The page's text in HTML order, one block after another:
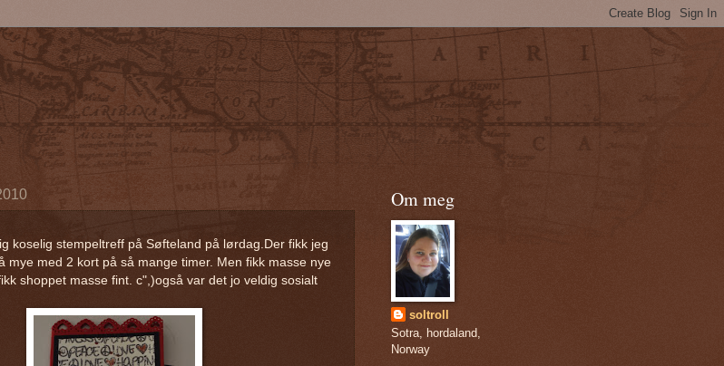
koselig stempeltreff på Søfteland på lørdag.Der fikk jeg
mye med 2 kort på så mange timer. Men fikk masse nye
shoppet masse fint. c",)også var det jo veldig sosialt
Om meg
soltroll
Sotra, hordaland,
Norway